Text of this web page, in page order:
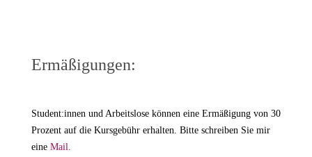
Ermäßigungen:
Student:innen und Arbeitslose können eine Ermäßigung von 30
Prozent auf die Kursgebühr erhalten. Bitte schreiben Sie mir
eine Mail.